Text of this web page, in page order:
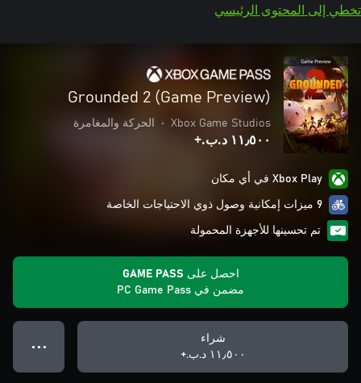
تخطي إلى المحتوى الرئيسي
Grounded 2 (Game Preview)
Xbox Game Studios
• الحركة والمغامرة
١١٫٥٠٠ د.ب.‏+
Xbox Play في أي مكان
9 ميزات إمكانية وصول ذوي الاحتياجات الخاصة
تم تحسينها للأجهزة المحمولة
احصل على GAME PASS
مضمن في PC Game Pass
شراء
١١٫٥٠٠ د.ب.‏+
● ● ●